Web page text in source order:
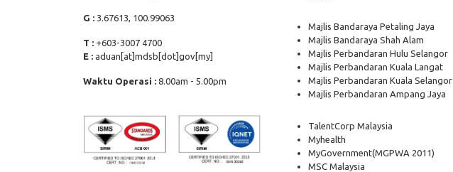
G : 3.67613, 100.99063
T : +603-3007 4700
E : aduan[at]mdsb[dot]gov[my]
Waktu Operasi : 8.00am - 5.00pm
Majlis Bandaraya Petaling Jaya
Majlis Bandaraya Shah Alam
Majlis Perbandaran Hulu Selangor
Majlis Perbandaran Kuala Langat
Majlis Perbandaran Kuala Selangor
Majlis Perbandaran Ampang Jaya
TalentCorp Malaysia
Myhealth
MyGovernment(MGPWA 2011)
MSC Malaysia